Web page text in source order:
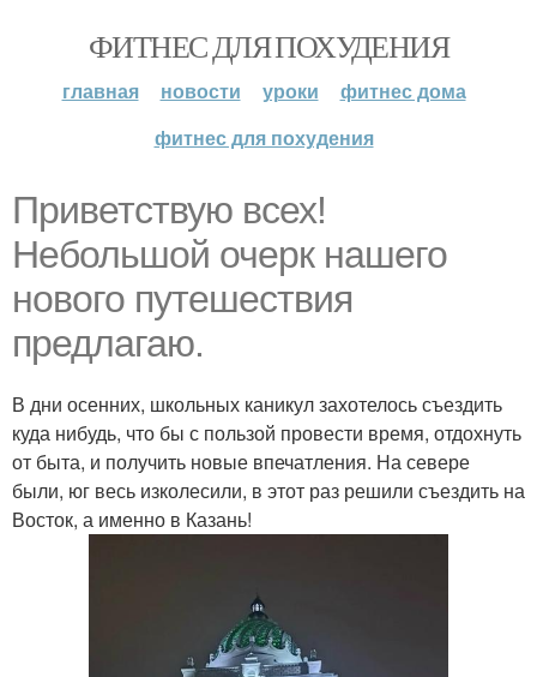
ФИТНЕС ДЛЯ ПОХУДЕНИЯ
главная новости уроки
фитнес дома
фитнес для похудения
Приветствую всех!
Небольшой очерк нашего
нового путешествия
предлагаю.
В дни осенних, школьных каникул захотелось съездить
куда нибудь, что бы с пользой провести время, отдохнуть
от быта, и получить новые впечатления. На севере
были, юг весь изколесили, в этот раз решили съездить на
Восток, а именно в Казань!